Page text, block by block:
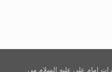
امام علی علیه السلام می